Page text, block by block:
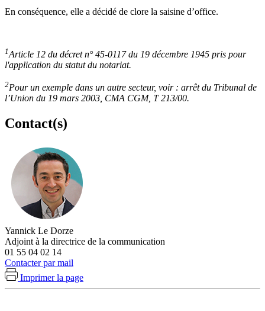
En conséquence, elle a décidé de clore la saisine d’office.
1Article 12 du décret n° 45-0117 du 19 décembre 1945 pris pour
l'application du statut du notariat.
2Pour un exemple dans un autre secteur, voir : arrêt du Tribunal de
l’Union du 19 mars 2003, CMA CGM, T 213/00.
Contact(s)
Yannick Le Dorze
Adjoint à la directrice de la communication
01 55 04 02 14
Contacter par mail
Imprimer la page